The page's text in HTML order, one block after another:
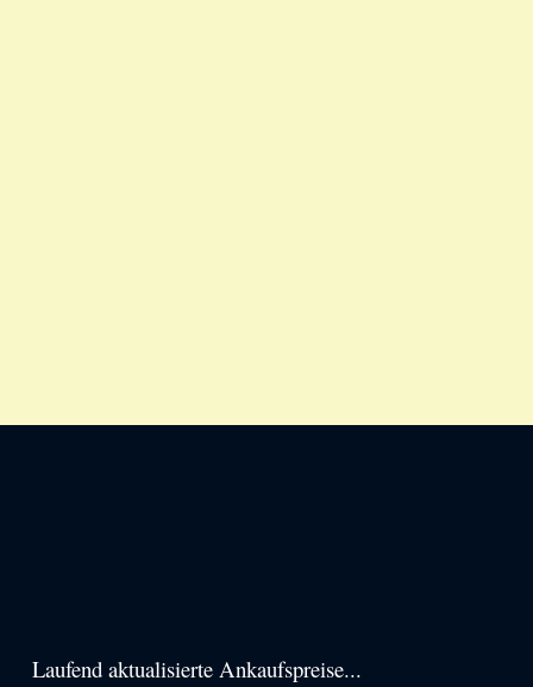
Haupt-
Laufend aktualisierte Ankaufspreise...